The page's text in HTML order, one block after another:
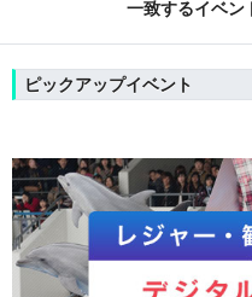
一致するイベン
ピックアップイベント